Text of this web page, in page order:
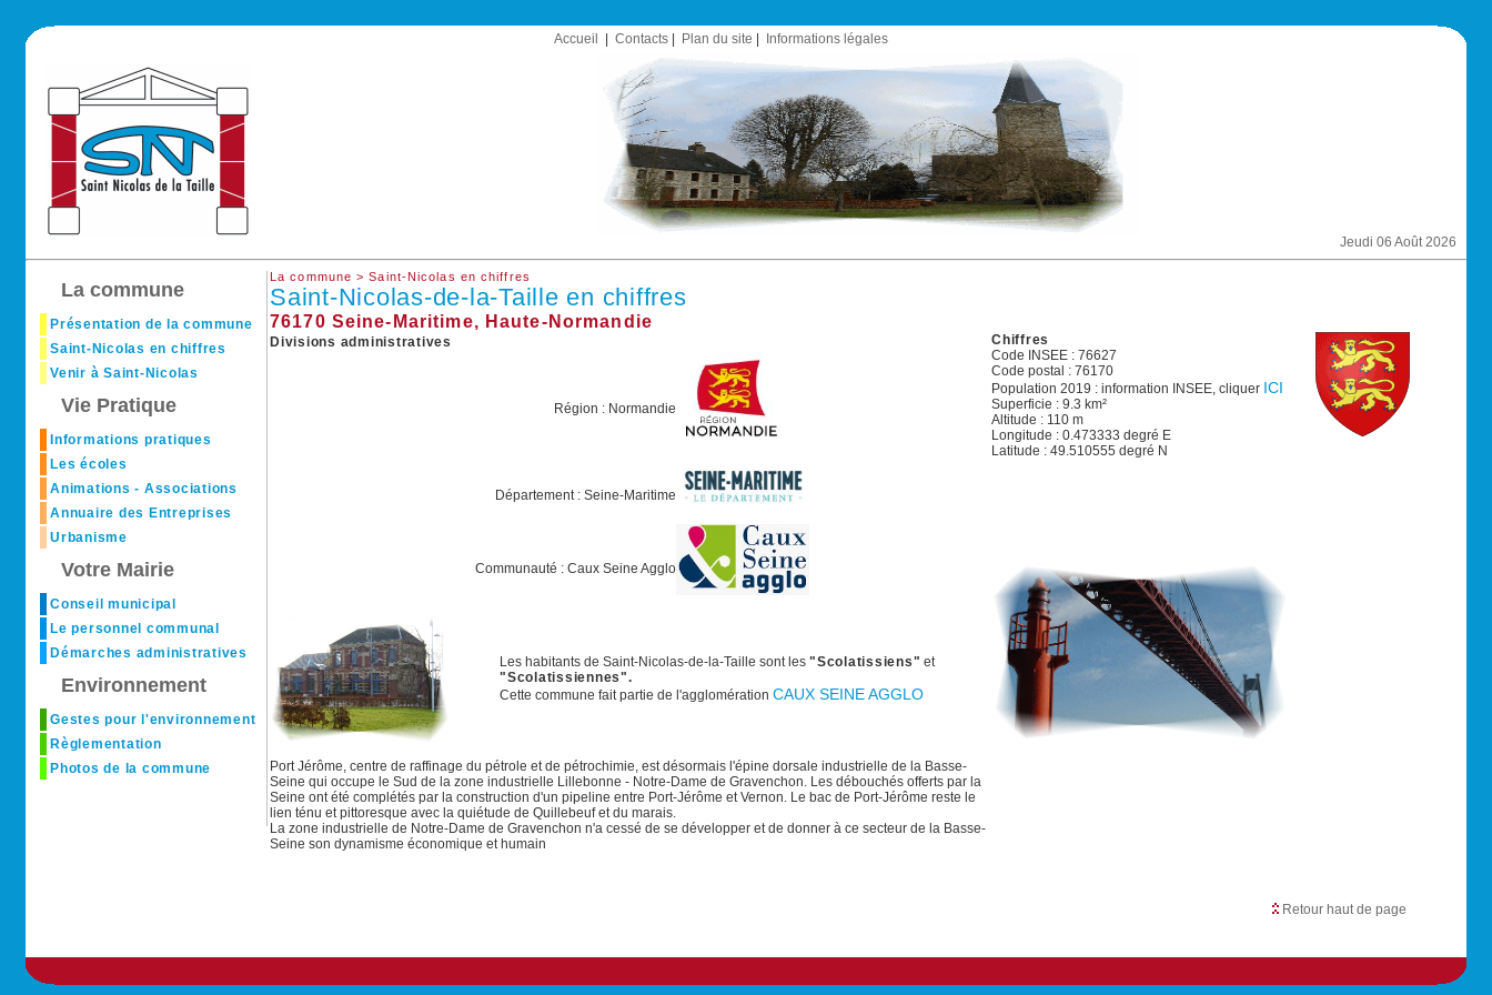
Accueil Contacts Plan du site Informations légales
Jeudi 06 Août 2026
La commune
Présentation de la commune
Saint-Nicolas en chiffres
Venir à Saint-Nicolas
Vie Pratique
Informations pratiques
Les écoles
Animations - Associations
Annuaire des Entreprises
Urbanisme
Votre Mairie
Conseil municipal
Le personnel communal
Démarches administratives
Environnement
Gestes pour l'environnement
Règlementation
Photos de la commune
La commune >Saint-Nicolas en chiffres
Saint-Nicolas-de-la-Taille en chiffres
76170 Seine-Maritime, Haute-Normandie
Divisions administratives
Région : Normandie
Département : Seine-Maritime
Communauté : Caux Seine Agglo
Les habitants de Saint-Nicolas-de-la-Taille sont les "Scolatissiens" et
"Scolatissiennes".
Cette commune fait partie de l'agglomération CAUX SEINE AGGLO
Port Jérôme, centre de raffinage du pétrole et de pétrochimie, est désormais l'épine dorsale industrielle de la Basse-
Seine qui occupe le Sud de la zone industrielle Lillebonne - Notre-Dame de Gravenchon. Les débouchés offerts par la
Seine ont été complétés par la construction d'un pipeline entre Port-Jérôme et Vernon. Le bac de Port-Jérôme reste le
lien ténu et pittoresque avec la quiétude de Quillebeuf et du marais.
La zone industrielle de Notre-Dame de Gravenchon n'a cessé de se développer et de donner à ce secteur de la Basse-
Seine son dynamisme économique et humain
Chiffres
Code INSEE : 76627
Code postal : 76170
Population 2019 : information INSEE, cliquer ICI
Superficie : 9.3 km²
Altitude : 110 m
Longitude : 0.473333 degré E
Latitude : 49.510555 degré N
Retour haut de page